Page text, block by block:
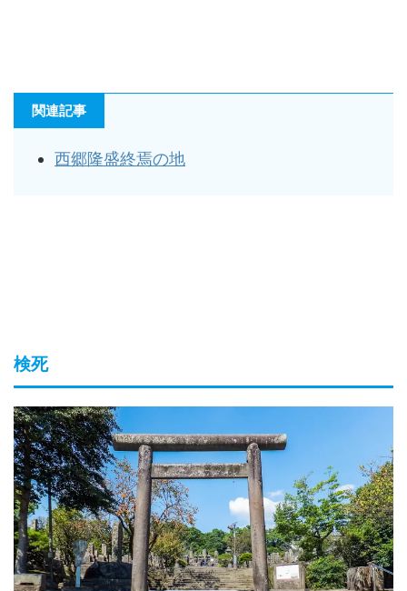
関連記事
西郷隆盛終焉の地
検死